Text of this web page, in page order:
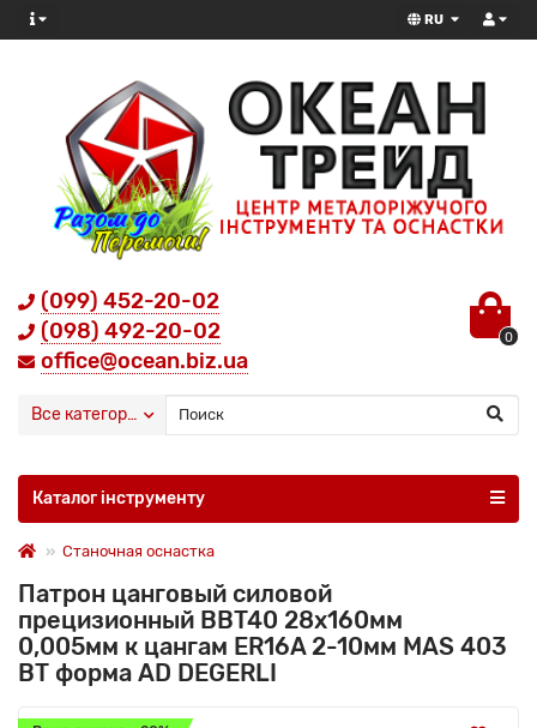
RU
(099) 452-20-02
(098) 492-20-02
office@ocean.biz.ua
0
Все категории
Каталог інструменту
Станочная оснастка
Патрон цанговый силовой
прецизионный BBT40 28x160мм
0,005мм к цангам ER16A 2-10мм MAS 403
BT форма AD DEGERLI